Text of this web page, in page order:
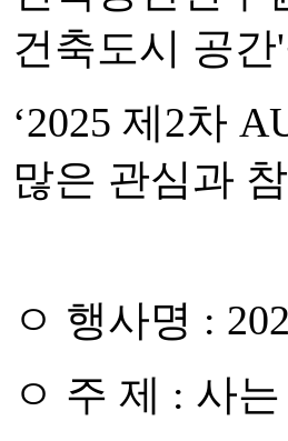
건축도시 공간'
‘2025 제2차
많은 관심과
ㅇ 행사명 :
ㅇ 주 제 : 사